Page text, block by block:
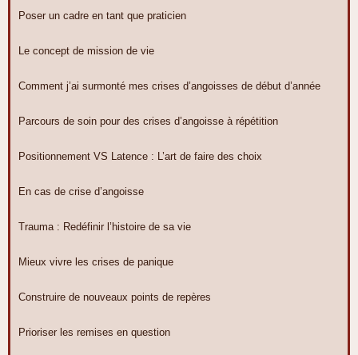
Poser un cadre en tant que praticien
Le concept de mission de vie
Comment j’ai surmonté mes crises d’angoisses de début d’année
Parcours de soin pour des crises d’angoisse à répétition
Positionnement VS Latence : L’art de faire des choix
En cas de crise d’angoisse
Trauma : Redéfinir l’histoire de sa vie
Mieux vivre les crises de panique
Construire de nouveaux points de repères
Prioriser les remises en question